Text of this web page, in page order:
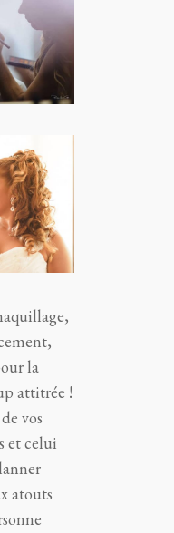
la
attitrée !
vos
et celui
atouts